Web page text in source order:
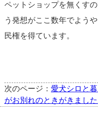
ペットショップを無くす
う発想がここ数年でよう
民権を得ています。
次のページ： 愛犬シロと
がお別れのときがきました